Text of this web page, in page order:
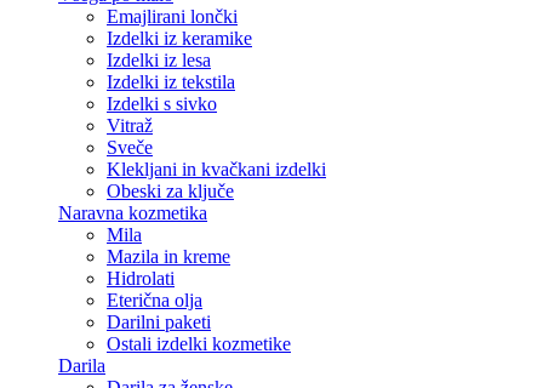
Emajlirani lončki
Izdelki iz keramike
Izdelki iz lesa
Izdelki iz tekstila
Izdelki s sivko
Vitraž
Sveče
Klekljani in kvačkani izdelki
Obeski za ključe
Naravna kozmetika
Mila
Mazila in kreme
Hidrolati
Eterična olja
Darilni paketi
Ostali izdelki kozmetike
Darila